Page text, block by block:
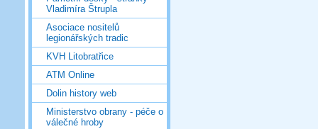
Vladimíra Štrupla
Asociace nositelů
legionářských tradic
KVH Litobratřice
ATM Online
Dolin history web
Ministerstvo obrany - péče o
válečné hroby